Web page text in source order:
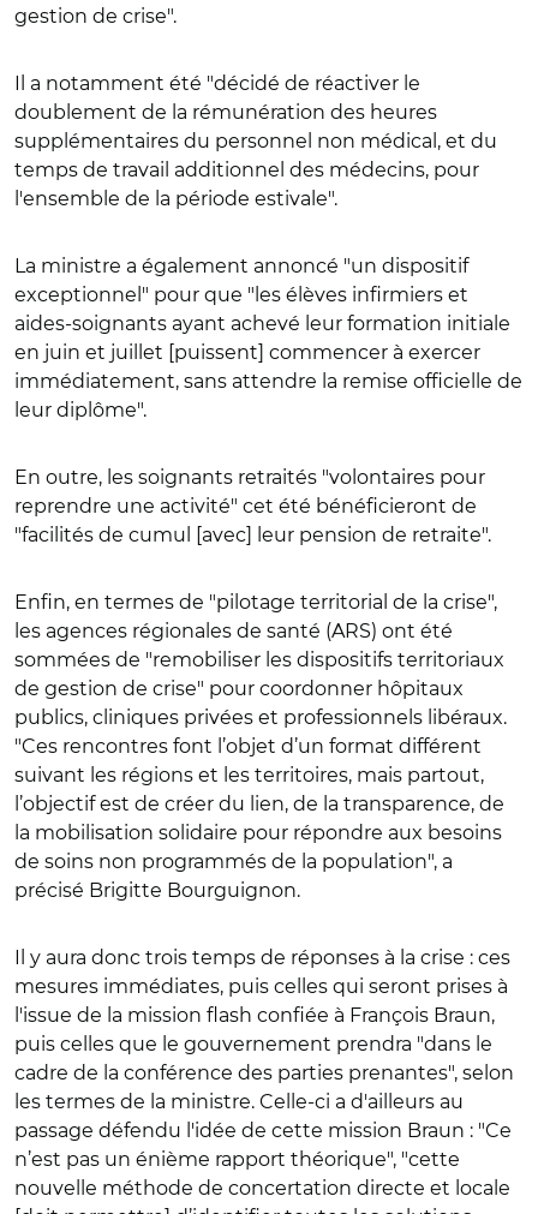
gestion de crise".
Il a notamment été "décidé de réactiver le
doublement de la rémunération des heures
supplémentaires du personnel non médical, et du
temps de travail additionnel des médecins, pour
l'ensemble de la période estivale".
La ministre a également annoncé "un dispositif
exceptionnel" pour que "les élèves infirmiers et
aides-soignants ayant achevé leur formation initiale
en juin et juillet [puissent] commencer à exercer
immédiatement, sans attendre la remise officielle de
leur diplôme".
En outre, les soignants retraités "volontaires pour
reprendre une activité" cet été bénéficieront de
"facilités de cumul [avec] leur pension de retraite".
Enfin, en termes de "pilotage territorial de la crise",
les agences régionales de santé (ARS) ont été
sommées de "remobiliser les dispositifs territoriaux
de gestion de crise" pour coordonner hôpitaux
publics, cliniques privées et professionnels libéraux.
"Ces rencontres font l’objet d’un format différent
suivant les régions et les territoires, mais partout,
l’objectif est de créer du lien, de la transparence, de
la mobilisation solidaire pour répondre aux besoins
de soins non programmés de la population", a
précisé Brigitte Bourguignon.
Il y aura donc trois temps de réponses à la crise : ces
mesures immédiates, puis celles qui seront prises à
l'issue de la mission flash confiée à François Braun,
puis celles que le gouvernement prendra "dans le
cadre de la conférence des parties prenantes", selon
les termes de la ministre. Celle-ci a d'ailleurs au
passage défendu l'idée de cette mission Braun : "Ce
n’est pas un énième rapport théorique", "cette
nouvelle méthode de concertation directe et locale